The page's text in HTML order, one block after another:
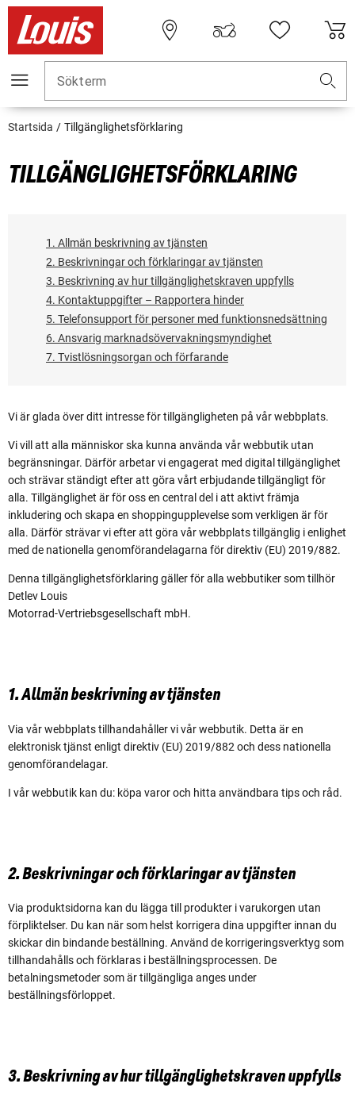
Sökterm
Startsida Tillgänglighetsförklaring
TILLGÄNGLIGHETSFÖRKLARING
1. Allmän beskrivning av tjänsten
2. Beskrivningar och förklaringar av tjänsten
3. Beskrivning av hur tillgänglighetskraven uppfylls
4. Kontaktuppgifter – Rapportera hinder
5. Telefonsupport för personer med funktionsnedsättning
6. Ansvarig marknadsövervakningsmyndighet
7. Tvistlösningsorgan och förfarande
Vi är glada över ditt intresse för tillgängligheten på vår webbplats.
Vi vill att alla människor ska kunna använda vår webbutik utan
begränsningar. Därför arbetar vi engagerat med digital tillgänglighet
och strävar ständigt efter att göra vårt erbjudande tillgängligt för
alla. Tillgänglighet är för oss en central del i att aktivt främja
inkludering och skapa en shoppingupplevelse som verkligen är för
alla. Därför strävar vi efter att göra vår webbplats tillgänglig i enlighet
med de nationella genomförandelagarna för direktiv (EU) 2019/882.
Denna tillgänglighetsförklaring gäller för alla webbutiker som tillhör
Detlev Louis
Motorrad-Vertriebsgesellschaft mbH.
1. Allmän beskrivning av tjänsten
Via vår webbplats tillhandahåller vi vår webbutik. Detta är en
elektronisk tjänst enligt direktiv (EU) 2019/882 och dess nationella
genomförandelagar.
I vår webbutik kan du: köpa varor och hitta användbara tips och råd.
2. Beskrivningar och förklaringar av tjänsten
Via produktsidorna kan du lägga till produkter i varukorgen utan
förpliktelser. Du kan när som helst korrigera dina uppgifter innan du
skickar din bindande beställning. Använd de korrigeringsverktyg som
tillhandahålls och förklaras i beställningsprocessen. De
betalningsmetoder som är tillgängliga anges under
beställningsförloppet.
3. Beskrivning av hur tillgänglighetskraven uppfylls